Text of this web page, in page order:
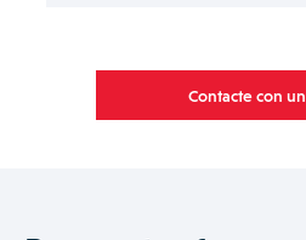
Contacte con